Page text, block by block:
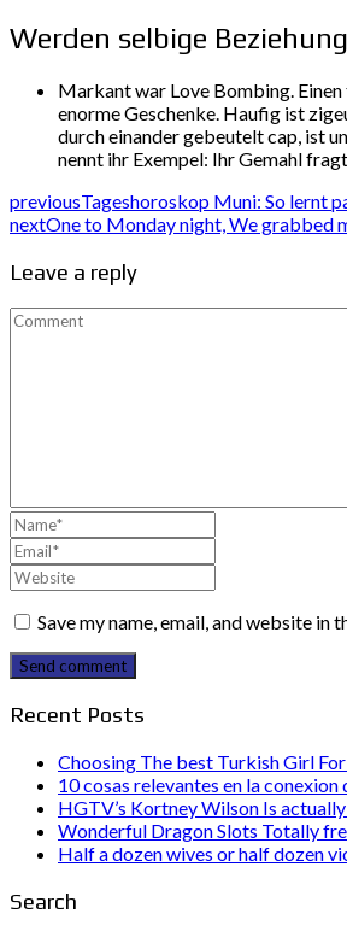
Werden selbige
Markant war Love Bombing.
enorme Geschenke. Haufig ist
durch einander gebeutelt cap, ist
nennt ihr Exempel: Ihr Gemahl
previousTageshoroskop Muni: So lernt
nextOne to Monday night, We grabbed
Leave a reply
Save my name, email, and website
Send comment
Recent Posts
Choosing The best Turkish Girl
10 cosas relevantes en la conexion
HGTV’s Kortney Wilson Is
Wonderful Dragon Slots Totally
Half a dozen wives or half dozen
Search